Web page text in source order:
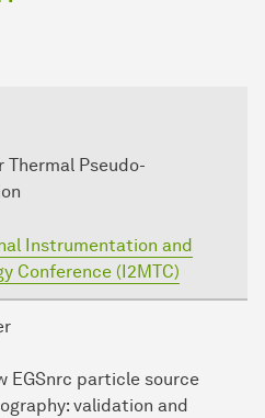
Thermal Pseudo-
Instrumentation and
Conference (I2MTC)
EGSnrc particle source
validation and